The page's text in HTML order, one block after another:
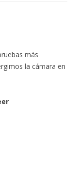
más
la cámara en